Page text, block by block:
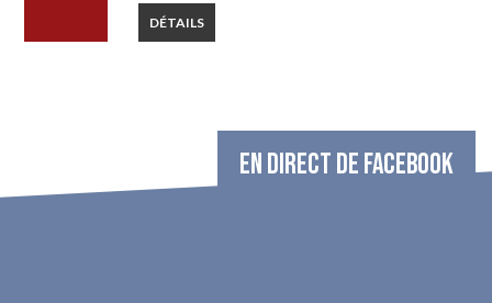
DÉTAILS
EN DIRECT DE FACEBOOK